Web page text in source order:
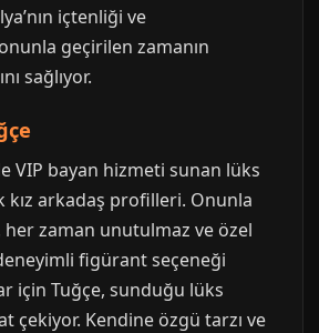
içtenliği ve
geçirilen zamanın
sağlıyor.
VIP bayan hizmeti sunan lüks
kız arkadaş profilleri. Onunla
zaman unutulmaz ve özel
figürant seçeneği
için Tuğçe, sunduğu lüks
çekiyor. Kendine özgü tarzı ve